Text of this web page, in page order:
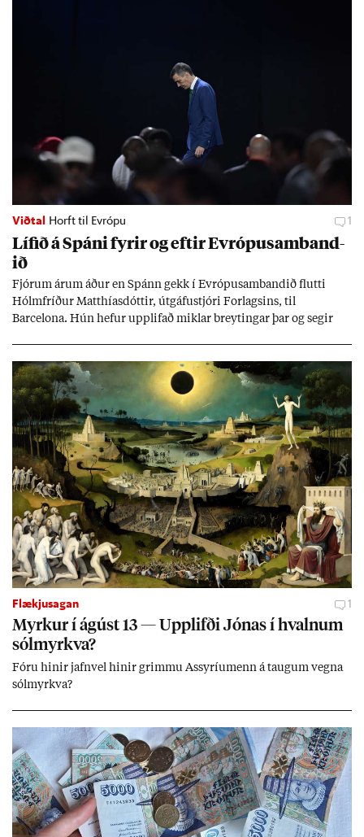
Viðtal Horft til Evrópu 1
Líf­ið á Spáni fyr­ir og eft­ir Evr­ópu­sam­band­
ið
Fjór­um ár­um áð­ur en Spánn gekk í Evr­ópu­sam­band­ið flutti
Hólm­fríð­ur Matth­ías­dótt­ir, út­gáfu­stjóri For­lags­ins, til
Barcelona. Hún hef­ur upp­lif­að mikl­ar breyt­ing­ar þar og seg­ir
jafnt sem styrkj­um til menn­ing­ar­mála. Þá hafi katalónsk­an hlot­
ið með­byr.
Flækjusagan 1
Myrk­ur í ág­úst 13 — Upp­lifði Jón­as í hvaln­um
sól­myrkva?
Fóru hinir jafn­vel hinir grimmu Ass­yríu­menn á taug­um vegna
sól­myrkva?